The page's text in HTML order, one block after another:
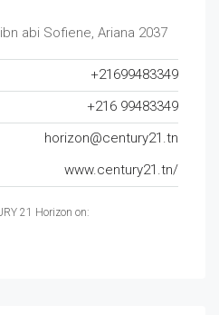
abi Sofiene, Ariana 2037
+21699483349
+216 99483349
horizon@century21.tn
www.century21.tn/
21 Horizon on: